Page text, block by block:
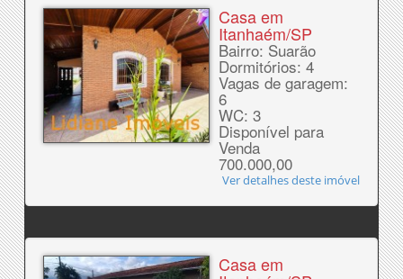
Casa em
Itanhaém/SP
Bairro: Suarão
Dormitórios: 4
Vagas de garagem:
6
WC: 3
Disponível para
Venda
700.000,00
Ver detalhes deste imóvel
Casa em